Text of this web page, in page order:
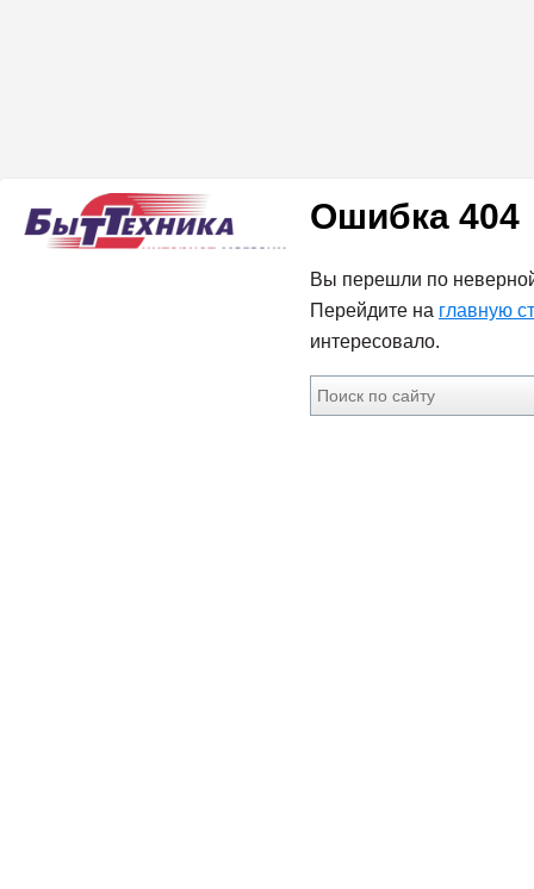
Ошибка 404
Вы перешли по
Перейдите на главную
интересовало.